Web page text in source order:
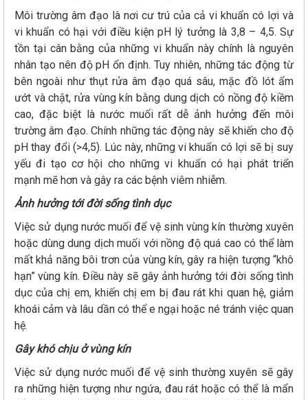
Môi trường âm đạo là nơi cư trú của cả vi khuẩn có lợi và
vi khuẩn có hại với điều kiện pH lý tưởng là 3,8 – 4,5. Sự
tồn tại cân bằng của những vi khuẩn này chính là nguyên
nhân tạo nên độ pH ổn định. Tuy nhiên, những tác động từ
bên ngoài như thụt rửa âm đạo quá sâu, mặc đồ lót ẩm
ướt và chật, rửa vùng kín bằng dung dịch có nồng độ kiềm
cao, đặc biệt là nước muối rất dễ ảnh hưởng đến môi
trường âm đạo. Chính những tác động này sẽ khiến cho độ
pH thay đổi (>4,5). Lúc này, những vi khuẩn có lợi sẽ bị suy
yếu đi tạo cơ hội cho những vi khuẩn có hại phát triển
mạnh mẽ hơn và gây ra các bệnh viêm nhiễm.
Ảnh hưởng tới đời sống tình dục
Việc sử dụng nước muối để vệ sinh vùng kín thường xuyên
hoặc dùng dung dịch muối với nồng độ quá cao có thể làm
mất khả năng bôi trơn của vùng kín, gây ra hiện tượng “khô
hạn” vùng kín. Điều này sẽ gây ảnh hưởng tới đời sống tình
dục của chị em, khiến chị em bị đau rát khi quan hệ, giảm
khoái cảm và lâu dần có thể e ngại hoặc né tránh việc quan
hệ.
Gây khó chịu ở vùng kín
Việc sử dụng nước muối để vệ sinh thường xuyên sẽ gây
ra những hiện tượng như ngứa, đau rát hoặc có thể là mẩn